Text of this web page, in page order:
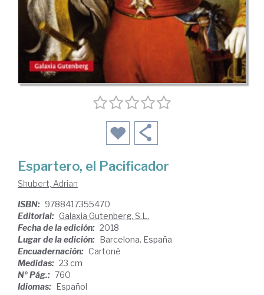
Espartero, el Pacificador
Shubert, Adrian
ISBN: 9788417355470
Editorial: Galaxia Gutenberg, S.L.
Fecha de la edición: 2018
Lugar de la edición: Barcelona. España
Encuadernación: Cartoné
Medidas: 23 cm
Nº Pág.: 760
Idiomas: Español